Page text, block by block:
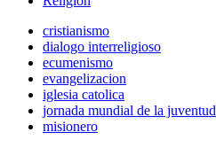
cristianismo
dialogo interreligioso
ecumenismo
evangelizacion
iglesia catolica
jornada mundial de la juventud
misionero